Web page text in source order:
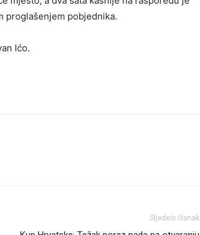
proglašenjem pobjednika.
Ićo.
Sljedeći članak